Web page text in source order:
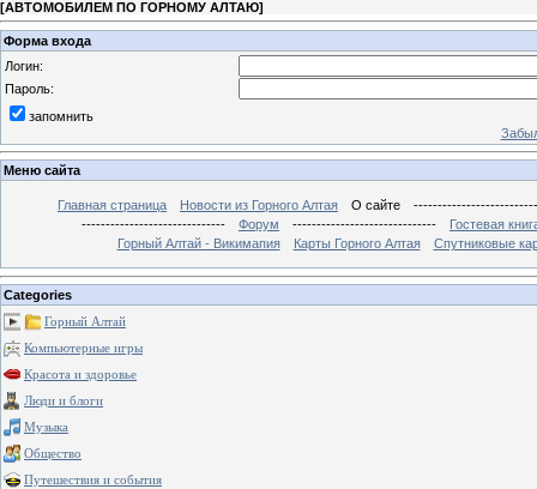
[АВТОМОБИЛЕМ ПО ГОРНОМУ АЛТАЮ]
Форма входа
Логин:
Пароль:
запомнить
Меню сайта
Главная страница Новости из Горного Алтая О сайте
------------------------------
Форум ------------------------------
Гостевая
Горный Алтай - Викимапия
Карты Горного Алтая Спутниковые
Categories
Горный Алтай
Компьютерные игры
Красота и здоровье
Люди и блоги
Музыка
Общество
Путешествия и события